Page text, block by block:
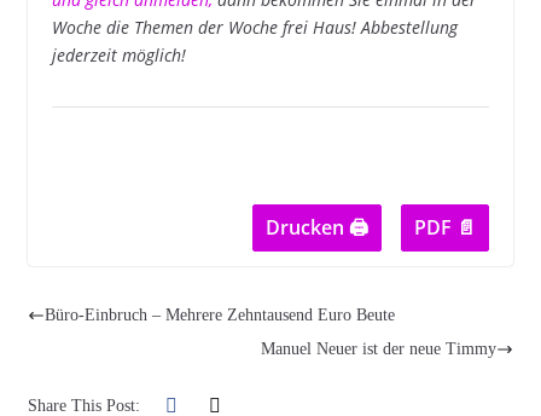
Woche die Themen der Woche frei Haus! Abbestellung
jederzeit möglich!
Drucken 🖨 PDF 📄
Büro-Einbruch – Mehrere Zehntausend Euro Beute
Manuel Neuer ist der neue Timmy
Share This Post: